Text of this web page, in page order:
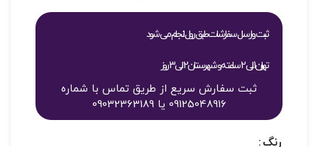
ثبت و ارسال سفارشات طبق روال انجام می شود
تهران 1 الی 2 ساعته و شهرستان 2 الی 3 روز
ثبت سفارش سریع از طریق تماس با شماره
09125048916 یا 09032363189
رنگ